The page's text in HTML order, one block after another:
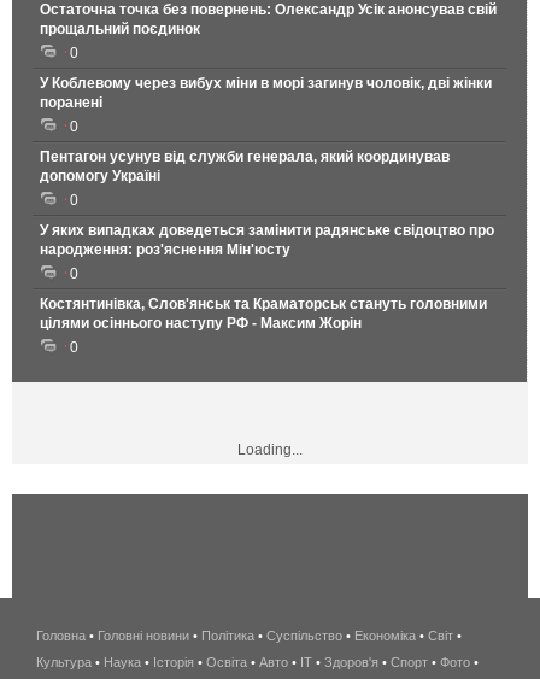
Остаточна точка без повернень: Олександр Усік анонсував свій
прощальний поєдинок
0
У Коблевому через вибух міни в морі загинув чоловік, дві жінки
поранені
0
Пентагон усунув від служби генерала, який координував
допомогу Україні
0
У яких випадках доведеться замінити радянське свідоцтво про
народження: роз'яснення Мін'юсту
0
Костянтинівка, Слов'янськ та Краматорськ стануть головними
цілями осіннього наступу РФ - Максим Жорін
0
Loading...
беспроводной
интернет
Головна • Головні новини • Політика • Суспільство • Економіка • Світ •
Культура • Наука • Історія • Освіта • Авто • IT • Здоров'я • Спорт • Фото •